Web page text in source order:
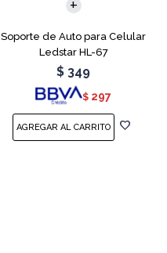
Soporte de Auto para Celular
Ledstar HL-67
$ 349
$ 297